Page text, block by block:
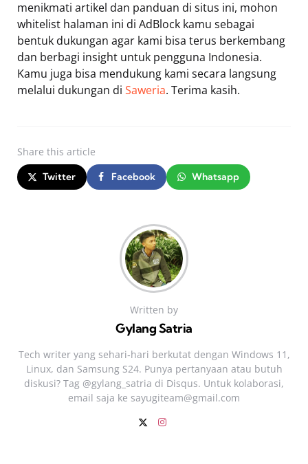
menikmati artikel dan panduan di situs ini, mohon
whitelist halaman ini di AdBlock kamu sebagai
bentuk dukungan agar kami bisa terus berkembang
dan berbagi insight untuk pengguna Indonesia.
Kamu juga bisa mendukung kami secara langsung
melalui dukungan di Saweria. Terima kasih.
Share this article
Twitter Facebook Whatsapp
Written by
Gylang Satria
Tech writer yang sehari‑hari berkutat dengan Windows 11,
Linux, dan Samsung S24. Punya pertanyaan atau butuh
diskusi? Tag @gylang_satria di Disqus. Untuk kolaborasi,
email saja ke sayugiteam@gmail.com